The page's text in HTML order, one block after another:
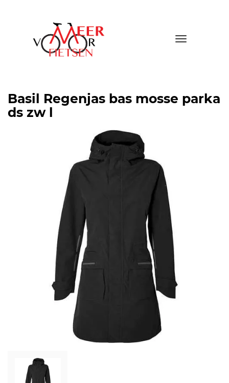
Toggle
Basil Regenjas bas mosse parka
ds zw l